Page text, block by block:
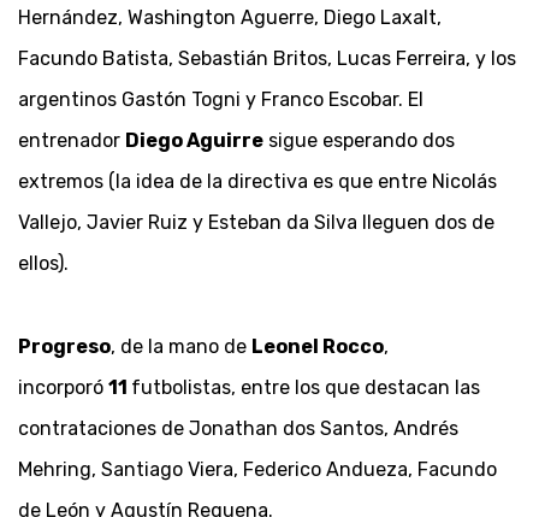
Hernández, Washington Aguerre, Diego Laxalt,
Facundo Batista, Sebastián Britos, Lucas Ferreira, y los
argentinos Gastón Togni y Franco Escobar. El
entrenador Diego Aguirre sigue esperando dos
extremos (la idea de la directiva es que entre Nicolás
Vallejo, Javier Ruiz y Esteban da Silva lleguen dos de
ellos).
Progreso, de la mano de Leonel Rocco,
incorporó 11 futbolistas, entre los que destacan las
contrataciones de Jonathan dos Santos, Andrés
Mehring, Santiago Viera, Federico Andueza, Facundo
de León y Agustín Requena.